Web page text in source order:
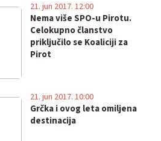
Nema više SPO-u Pirotu.
Celokupno članstvo
priključilo se Koaliciji za
Pirot
21. jun 2017. 12:00
Grčka i ovog leta omiljena
destinacija
21. jun 2017. 10:00